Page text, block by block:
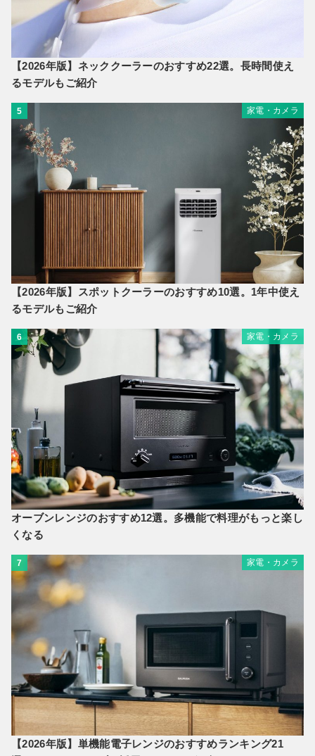
【2026年版】ネッククーラーのおすすめ22選。長時間使え
るモデルもご紹介
5 家電・カメラ
【2026年版】スポットクーラーのおすすめ10選。1年中使え
るモデルもご紹介
6 家電・カメラ
オーブンレンジのおすすめ12選。多機能で料理がもっと楽し
くなる
7 家電・カメラ
【2026年版】単機能電子レンジのおすすめランキング21